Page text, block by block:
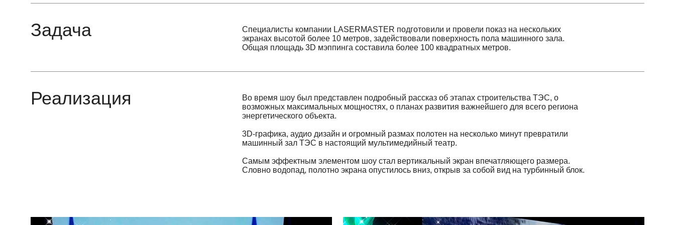
экранах высотой более 10 метров, задействовали поверхность пола машинного зала.
возможных максимальных мощностях, о планах развития важнейшего для всего региона
3D-графика, аудио дизайн и огромный размах полотен на несколько минут превратили
машинный зал ТЭС в настоящий мультимедийный театр.
Самым эффектным элементом шоу стал вертикальный экран впечатляющего размера.
Словно водопад, полотно экрана опустилось вниз, открыв за собой вид на турбинный блок.